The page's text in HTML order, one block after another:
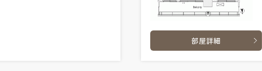
部屋詳細